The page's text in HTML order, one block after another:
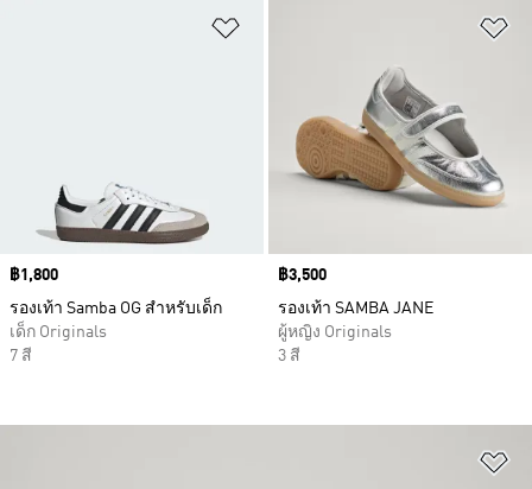
Price
฿1,800
รองเท้า Samba OG สำหรับเด็ก
เด็ก Originals
7 สี
Price
฿3,500
รองเท้า SAMBA JANE
ผู้หญิง Originals
3 สี